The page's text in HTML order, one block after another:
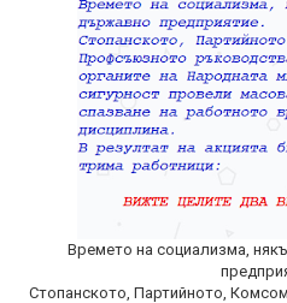
Времето на социализма,
Стопанското, Партийното,